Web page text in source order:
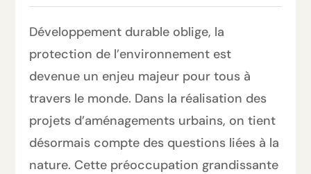
Développement durable oblige, la
protection de l’environnement est
devenue un enjeu majeur pour tous à
travers le monde. Dans la réalisation des
projets d’aménagements urbains, on tient
désormais compte des questions liées à la
nature. Cette préoccupation grandissante